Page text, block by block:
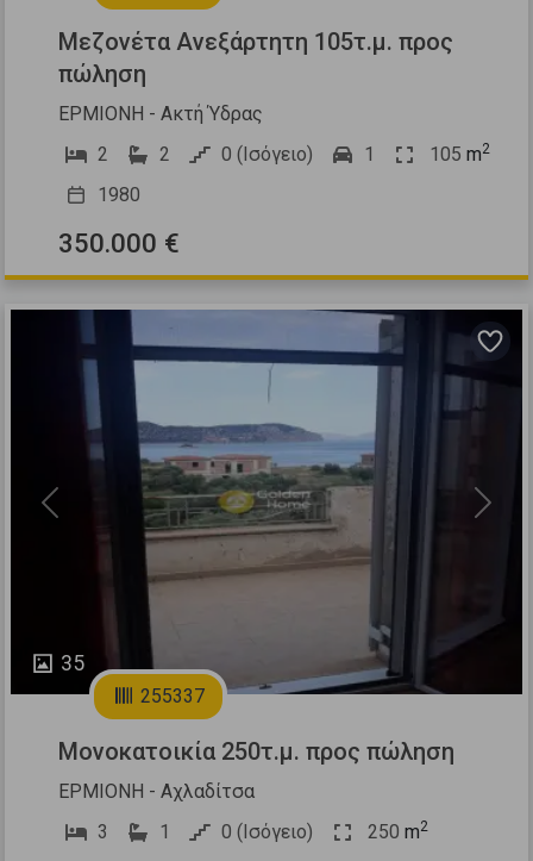
Μεζονέτα Ανεξάρτητη 105τ.μ. προς
πώληση
ΕΡΜΙΟΝΗ - Ακτή Ύδρας
2
2 0 (Ισόγειο) 1 105 m2
1980
350.000 €
35
Previous Next
255337
Μονοκατοικία 250τ.μ. προς πώληση
ΕΡΜΙΟΝΗ - Αχλαδίτσα
3
1 0 (Ισόγειο) 250 m2